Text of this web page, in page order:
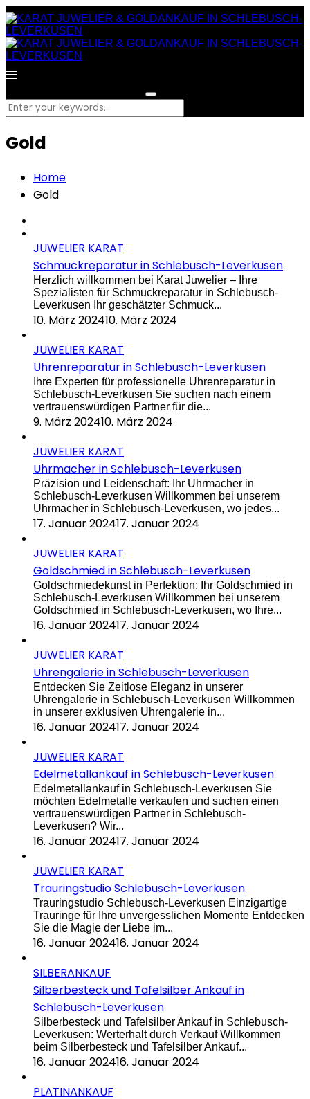
Gold
Home
Gold
JUWELIER KARAT
Schmuckreparatur in Schlebusch-Leverkusen
Herzlich willkommen bei Karat Juwelier – Ihre
Spezialisten für Schmuckreparatur in Schlebusch-
Leverkusen Ihr geschätzter Schmuck...
10. März 202410. März 2024
JUWELIER KARAT
Uhrenreparatur in Schlebusch-Leverkusen
Ihre Experten für professionelle Uhrenreparatur in
Schlebusch-Leverkusen Sie suchen nach einem
vertrauenswürdigen Partner für die...
9. März 202410. März 2024
JUWELIER KARAT
Uhrmacher in Schlebusch-Leverkusen
Präzision und Leidenschaft: Ihr Uhrmacher in
Schlebusch-Leverkusen Willkommen bei unserem
Uhrmacher in Schlebusch-Leverkusen, wo jedes...
17. Januar 202417. Januar 2024
JUWELIER KARAT
Goldschmied in Schlebusch-Leverkusen
Goldschmiedekunst in Perfektion: Ihr Goldschmied in
Schlebusch-Leverkusen Willkommen bei unserem
Goldschmied in Schlebusch-Leverkusen, wo Ihre...
16. Januar 202417. Januar 2024
JUWELIER KARAT
Uhrengalerie in Schlebusch-Leverkusen
Entdecken Sie Zeitlose Eleganz in unserer
Uhrengalerie in Schlebusch-Leverkusen Willkommen
in unserer exklusiven Uhrengalerie in...
16. Januar 202417. Januar 2024
JUWELIER KARAT
Edelmetallankauf in Schlebusch-Leverkusen
Edelmetallankauf in Schlebusch-Leverkusen Sie
möchten Edelmetalle verkaufen und suchen einen
vertrauenswürdigen Partner in Schlebusch-
Leverkusen? Wir...
16. Januar 202417. Januar 2024
JUWELIER KARAT
Trauringstudio Schlebusch-Leverkusen
Trauringstudio Schlebusch-Leverkusen Einzigartige
Trauringe für Ihre unvergesslichen Momente Entdecken
Sie die Magie der Liebe im...
16. Januar 202416. Januar 2024
SILBERANKAUF
Silberbesteck und Tafelsilber Ankauf in
Schlebusch-Leverkusen
Silberbesteck und Tafelsilber Ankauf in Schlebusch-
Leverkusen: Werterhalt durch Verkauf Willkommen
beim Silberbesteck und Tafelsilber Ankauf...
16. Januar 202416. Januar 2024
PLATINANKAUF